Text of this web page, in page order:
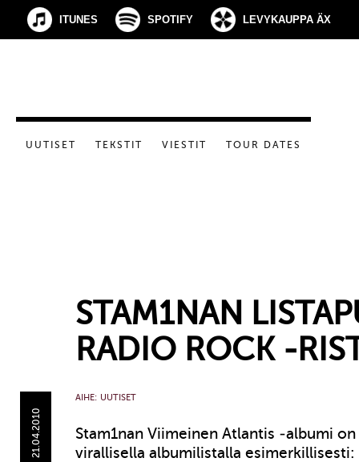
ITUNES SPOTIFY LEVYKAUPPA ÄX
UUTISET TEKSTIT VIESTIT TOUR DATES
STAM1NAN
RADIO ROCK -
21.04.2010
AIHE: UUTISET
Stam1nan Viimeinen Atlantis -albumi
virallisella albumilistalla